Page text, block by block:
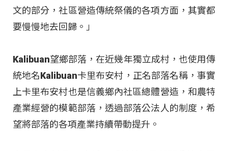
文的部分，社區營造傳統祭儀的各項方面，其實都
要慢慢地去回歸。」
Kalibuan望鄉部落，在近幾年獨立成村，也使用傳
統地名Kalibuan卡里布安村，正名部落名稱，事實
上卡里布安村也是信義鄉內社區總體營造，和農特
產業經營的模範部落，透過部落公法人的制度，希
望將部落的各項產業持續帶動提升。